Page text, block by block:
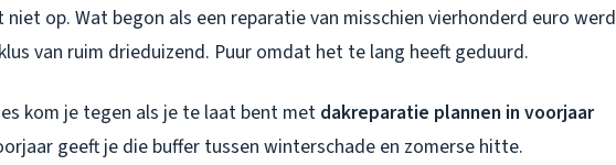
op. Wat begon als een reparatie van misschien vierhonderd euro werd
van ruim drieduizend. Puur omdat het te lang heeft geduurd.
kom je tegen als je te laat bent metdakreparatie plannen in voorjaar
geeft je die buffer tussen winterschade en zomerse hitte.